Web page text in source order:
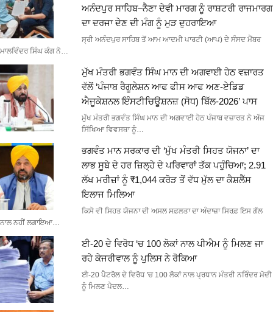
ਅਨੰਦਪੁਰ ਸਾਹਿਬ–ਨੈਣਾ ਦੇਵੀ ਮਾਰਗ ਨੂੰ ਰਾਸ਼ਟਰੀ ਰਾਜਮਾਰਗ
ਦਾ ਦਰਜਾ ਦੇਣ ਦੀ ਮੰਗ ਨੂੰ ਮੁੜ ਦੁਹਰਾਇਆ
ਸ੍ਰੀ ਅਨੰਦਪੁਰ ਸਾਹਿਬ ਤੋਂ ਆਮ ਆਦਮੀ ਪਾਰਟੀ (ਆਪ) ਦੇ ਸੰਸਦ ਮੈਂਬਰ
ਮਾਲਵਿੰਦਰ ਸਿੰਘ ਕੰਗ ਨੇ…
ਮੁੱਖ ਮੰਤਰੀ ਭਗਵੰਤ ਸਿੰਘ ਮਾਨ ਦੀ ਅਗਵਾਈ ਹੇਠ ਵਜ਼ਾਰਤ
ਵੱਲੋਂ ‘ਪੰਜਾਬ ਰੈਗੂਲੇਸ਼ਨ ਆਫ ਫੀਸ ਆਫ ਅਣ-ਏਡਿਡ
ਐਜੂਕੇਸ਼ਨਲ ਇੰਸਟੀਚਿਊਸ਼ਨਜ਼ (ਸੋਧ) ਬਿੱਲ-2026’ ਪਾਸ
ਮੁੱਖ ਮੰਤਰੀ ਭਗਵੰਤ ਸਿੰਘ ਮਾਨ ਦੀ ਅਗਵਾਈ ਹੇਠ ਪੰਜਾਬ ਵਜ਼ਾਰਤ ਨੇ ਅੱਜ
ਸਿੱਖਿਆ ਵਿਵਸਥਾ ਨੂੰ…
ਭਗਵੰਤ ਮਾਨ ਸਰਕਾਰ ਦੀ ‘ਮੁੱਖ ਮੰਤਰੀ ਸਿਹਤ ਯੋਜਨਾ’ ਦਾ
ਲਾਭ ਸੂਬੇ ਦੇ ਹਰ ਜ਼ਿਲ੍ਹੇ ਦੇ ਪਰਿਵਾਰਾਂ ਤੱਕ ਪਹੁੰਚਿਆ; 2.91
ਲੱਖ ਮਰੀਜ਼ਾਂ ਨੂੰ ₹1,044 ਕਰੋੜ ਤੋਂ ਵੱਧ ਮੁੱਲ ਦਾ ਕੈਸ਼ਲੈੱਸ
ਇਲਾਜ ਮਿਲਿਆ
ਕਿਸੇ ਵੀ ਸਿਹਤ ਯੋਜਨਾ ਦੀ ਅਸਲ ਸਫ਼ਲਤਾ ਦਾ ਅੰਦਾਜ਼ਾ ਸਿਰਫ਼ ਇਸ ਗੱਲ
ਨਾਲ ਨਹੀਂ ਲਗਾਇਆ…
ਈ-20 ਦੇ ਵਿਰੋਧ ‘ਚ 100 ਲੋਕਾਂ ਨਾਲ ਪੀਐਮ ਨੂੰ ਮਿਲਣ ਜਾ
ਰਹੇ ਕੇਜਰੀਵਾਲ ਨੂੰ ਪੁਲਿਸ ਨੇ ਰੋਕਿਆ
ਈ-20 ਪੈਟਰੋਲ ਦੇ ਵਿਰੋਧ 'ਚ 100 ਲੋਕਾਂ ਨਾਲ ਪ੍ਰਧਾਨ ਮੰਤਰੀ ਨਰਿੰਦਰ ਮੋਦੀ
ਨੂੰ ਮਿਲਣ ਪੈਦਲ…